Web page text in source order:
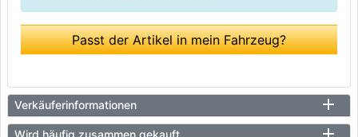
Passt der Artikel in mein Fahrzeug?
Verkäuferinformationen
Wird häufig zusammen gekauft